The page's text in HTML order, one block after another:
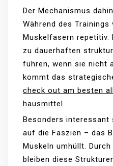
Der Mechanismus
Während des
Muskelfasern repetitiv.
zu dauerhaften
führen, wenn sie nicht
kommt das
check out am besten
hausmittel
Besonders interessant
auf die Faszien – das
Muskeln umhüllt.
bleiben diese